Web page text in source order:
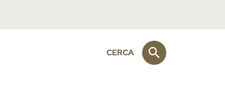
CERCA